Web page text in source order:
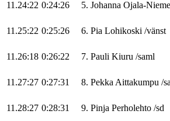
11.24:22 0:24:26 5. Johanna Ojala-
11.25:22 0:25:26 6. Pia Lohikoski /vänst
11.26:18 0:26:22 7. Pauli Kiuru /saml
11.27:27 0:27:31 8. PekkaAittakumpu /
11.28:27 0:28:31 9. Pinja Perholehto /sd